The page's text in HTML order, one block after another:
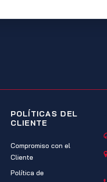
POLÍTICAS DEL
CLIENTE
Compromiso con el
Cliente
Política de